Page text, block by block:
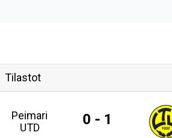
Tilastot
Peimari
UTD
0 - 1